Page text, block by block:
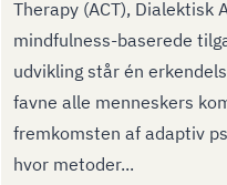
Therapy (ACT), Dialektisk
mindfulness-baserede
udvikling står én
favne alle menneskers
fremkomsten af adaptiv
hvor metoder...